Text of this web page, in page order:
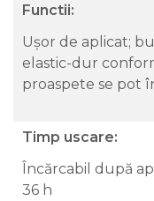
Functii:
Ușor de aplicat;
elastic-dur
proaspete se pot
Timp uscare:
Încărcabil după
36 h